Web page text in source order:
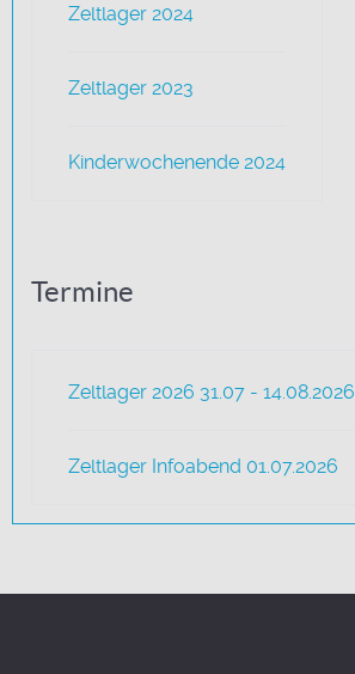
Zeltlager 2024
Zeltlager 2023
Kinderwochenende 2024
Termine
Zeltlager 2026 31.07 - 14.08.2026
Zeltlager Infoabend 01.07.2026